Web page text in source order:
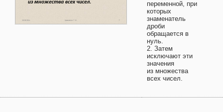
переменной, при
которых
знаменатель
дроби
обращается в
нуль.
2. Затем
исключают эти
значения
из множества
всех чисел.